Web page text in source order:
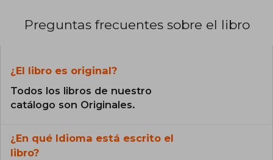
Preguntas frecuentes sobre el libro
¿El libro es original?
Todos los libros de nuestro
catálogo son Originales.
¿En qué Idioma está escrito el
libro?